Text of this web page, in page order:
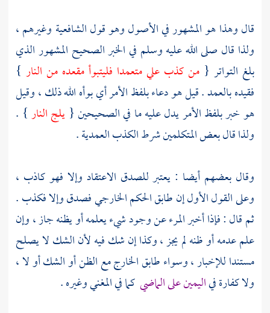
قال وهذا هو المشهور في الأصول وهو قول الشافعية وغيرهم ،
ولذا قال صلى الله عليه وسلم في الخبر الصحيح المشهور الذي
بلغ التواتر {من كذب علي متعمدا فليتبوأ مقعده من النار }
فقيده بالعمد . قيل هو دعاء بلفظ الأمر أي بوأه الله ذلك ، وقيل
هو خبر بلفظ الأمر يدل عليه ما في الصحيحين { يلج النار} .
ولذا قال بعض المتكلمين شرط الكذب العمدية .
وقال بعضهم أيضا : يعتبر للصدق الاعتقاد وإلا فهو كاذب ،
وعلى القول الأول إن طابق الحكم الخارجي فصدق وإلا فكذب .
ثم قال : فإذا أخبر المرء عن وجود شيء يعلمه أو يظنه جاز ، وإن
علم عدمه أو ظنه لم يجز ، وكذا إن شك فيه لأن الشك لا يصلح
مستندا للإخبار ، وسواء طابق الخارج مع الظن أو الشك أو لا ،
ولا كفارة فياليمين على الماضي كما في المغني وغيره .